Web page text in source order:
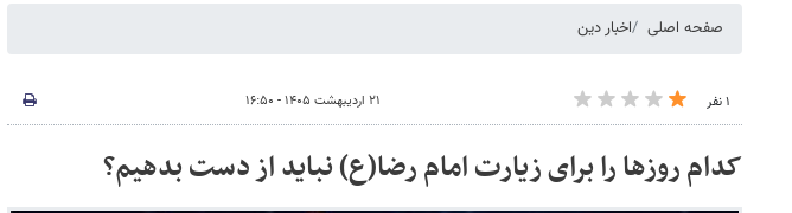
صفحه اصلی اخبار دین
۱ نفر ۲۱ اردیبهشت ۱۴۰۵ - ۱۶:۵۰
کدام روزها را برای زیارت امام رضا(ع) نباید از دست بدهیم؟